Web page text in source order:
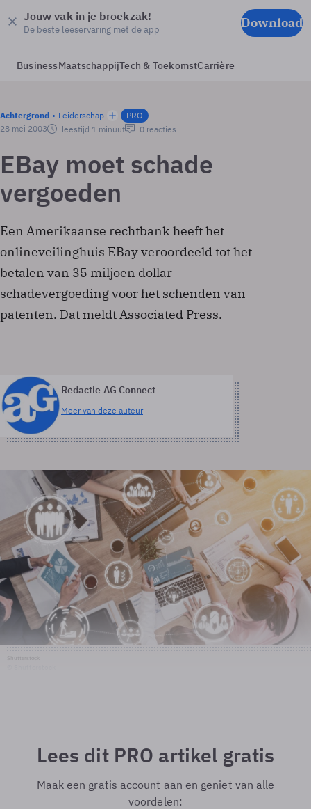
Jouw vak in je broekzak!
De beste leeservaring met de app Download
BusinessMaatschappijTech & ToekomstCarrière
Achtergrond Leiderschap
PRO
28 mei 2003
leestijd 1 minuut 0 reacties
EBay moet schade
vergoeden
Een Amerikaanse rechtbank heeft het
onlineveilinghuis EBay veroordeeld tot het
betalen van 35 miljoen dollar
schadevergoeding voor het schenden van
patenten. Dat meldt Associated Press.
Redactie AG Connect
Meer van deze auteur
Lees dit PRO artikel gratis
Maak een gratis account aan en geniet van alle
voordelen: